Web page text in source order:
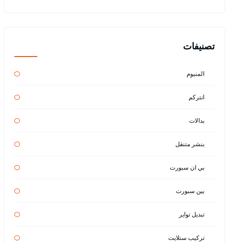
تصنيفات
المنيوم
انتركم
بدالات
بنشر متنقل
بي ان سبورت
بين سبورت
تبديل تواير
تركيب ستلايت